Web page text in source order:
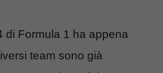
di Formula 1 ha appena
team sono già